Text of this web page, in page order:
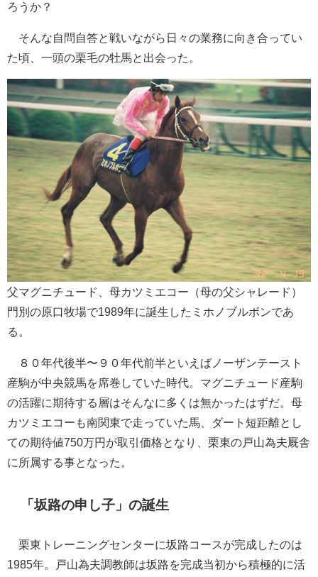
ろうか？
そんな自問自答と戦いながら日々の業務に向き合ってい
た頃、一頭の栗毛の牡馬と出会った。
父マグニチュード、母カツミエコー（母の父シャレード）
門別の原口牧場で1989年に誕生したミホノブルボンであ
る。
８０年代後半〜９０年代前半といえばノーザンテースト
産駒が中央競馬を席巻していた時代。マグニチュード産駒
の活躍に期待する層はそんなに多くは無かったはずだ。母
カツミエコーも南関東で走っていた馬、ダート短距離とし
ての期待値750万円が取引価格となり、栗東の戸山為夫厩舎
に所属する事となった。
「坂路の申し子」の誕生
栗東トレーニングセンターに坂路コースが完成したのは
1985年。戸山為夫調教師は坂路を完成当初から積極的に活